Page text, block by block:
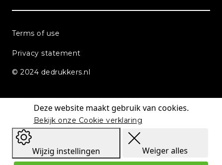
Terms of use
Privacy statement
© 2024 dedrukkers.nl
Deze website maakt gebruik van cookies.
Bekijk onze Cookie verklaring
Wijzig instellingen Weiger alles